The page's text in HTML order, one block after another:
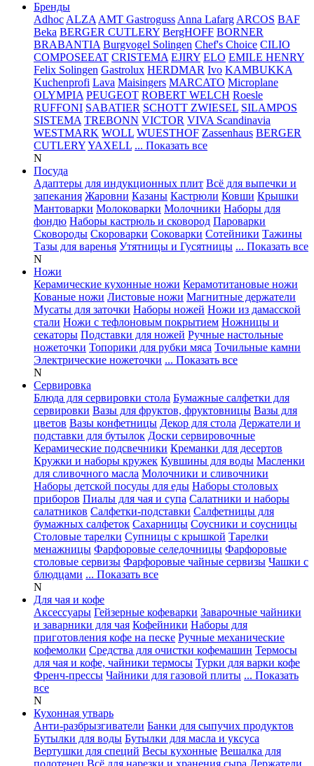
Бренды
Adhoc ALZA AMT Gastroguss Anna Lafarg ARCOS BAF
Beka BERGER CUTLERY BergHOFF BORNER
BRABANTIA Burgvogel Solingen Chef's Choice CILIO
COMPOSEEAT CRISTEMA EJIRY ELO EMILE HENRY
Felix Solingen Gastrolux HERDMAR Ivo KAMBUKKA
Kuchenprofi Lava Maisingers MARCATO Microplane
OLYMPIA PEUGEOT ROBERT WELCH Roesle
RUFFONI SABATIER SCHOTT ZWIESEL SILAMPOS
SISTEMA TREBONN VICTOR VIVA Scandinavia
WESTMARK WOLL WUESTHOF Zassenhaus BERGER
CUTLERYYAXELL ... Показать все
N
Посуда
Адаптеры для индукционных плит Всё для выпечки и
запекания Жаровни Казаны Кастрюли Ковши Крышки
Мантоварки Молоковарки Молочники Наборы для
фондю Наборы кастрюль и сковород Пароварки
Сковороды Скороварки Соковарки Сотейники Тажины
Тазы для варенья Утятницы и Гусятницы ... Показать все
N
Ножи
Керамические кухонные ножи Керамотитановые ножи
Кованые ножи Листовые ножи Магнитные держатели
Мусаты для заточки Наборы ножей Ножи из дамасской
стали Ножи с тефлоновым покрытием Ножницы и
секаторы Подставки для ножей Ручные настольные
ножеточки Топорики для рубки мяса Точильные камни
Электрические ножеточки ... Показать все
N
Сервировка
Блюда для сервировки стола Бумажные салфетки для
сервировки Вазы для фруктов, фруктовницы Вазы для
цветов Вазы конфетницы Декор для стола Держатели и
подставки для бутылок Доски сервировочные
Керамические подсвечники Креманки для десертов
Кружки и наборы кружек Кувшины для воды Масленки
для сливочного масла Молочники и сливочники
Наборы детской посуды для еды Наборы столовых
приборов Пиалы для чая и супа Салатники и наборы
салатников Салфетки-подставки Салфетницы для
бумажных салфеток Сахарницы Соусники и соусницы
Столовые тарелки Супницы с крышкой Тарелки
менажницы Фарфоровые селедочницы Фарфоровые
столовые сервизы Фарфоровые чайные сервизы Чашки с
блюдцами ... Показать все
N
Для чая и кофе
Аксессуары Гейзерные кофеварки Заварочные чайники
и заварники для чая Кофейники Наборы для
приготовления кофе на песке Ручные механические
кофемолки Средства для очистки кофемашин Термосы
для чая и кофе, чайники термосы Турки для варки кофе
Френч-прессы Чайники для газовой плиты ... Показать
все
N
Кухонная утварь
Анти-разбрызгиватели Банки для сыпучих продуктов
Бутылки для воды Бутылки для масла и уксуса
Вертушки для специй Весы кухонные Вешалка для
полотенец Всё для нарезки и хранения сыра Держатели